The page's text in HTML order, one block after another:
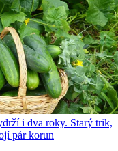
i dva roky. Starý trik,
pár korun